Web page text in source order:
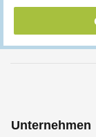
Unternehmen